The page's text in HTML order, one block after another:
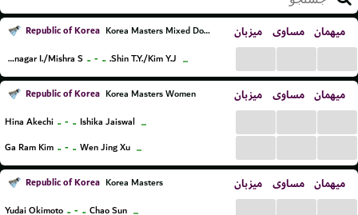
Republic of Korea Korea Masters Mixed Doubles میزبان مساوی میهمان
Bhatnagar I./Mishra S. .. - .. Shin T.Y./Kim Y.J. ...
Republic of Korea Korea Masters Women میزبان مساوی میهمان
Hina Akechi .. - .. Ishika Jaiswal ...
Ga Ram Kim .. - .. Wen Jing Xu ...
Republic of Korea Korea Masters میزبان مساوی میهمان
Yudai Okimoto .. - .. Chao Sun ...